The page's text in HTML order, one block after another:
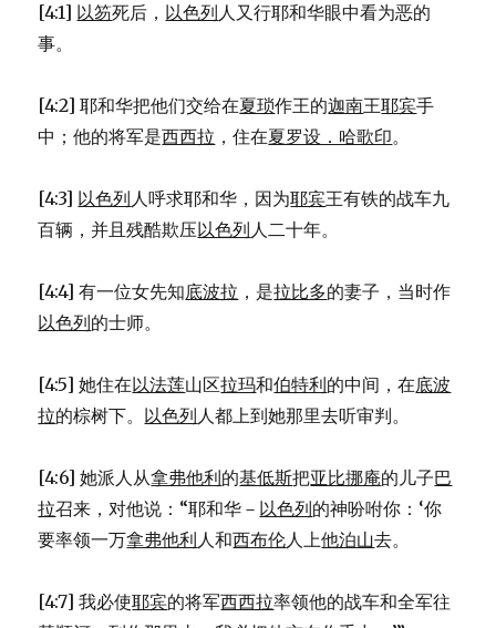
的
19:32-
39)
[4:1] 以笏死后， 以色列人又行耶和华眼中看为恶的
事。
[4:2] 耶和华把他们交给在夏琐作王的迦南王耶宾手
中；他的将军是西西拉 ，住在夏罗设．哈歌印。
[4:3] 以色列人呼求耶和华，因为耶宾王有铁的战车九
百辆，并且残酷欺压以色列人二十年。
[4:4] 有一位女先知底波拉 ，是拉比多的妻子，当时作
以色列的士师。
[4:5] 她住在以法莲山区拉玛和伯特利的中间，在底波
拉的棕树下。 以色列人都上到她那里去听审判。
[4:6] 她派人从拿弗他利的基低斯把亚比挪庵的儿子巴
拉召来，对他说：“耶和华－ 以色列的神吩咐你：‘你
要率领一万拿弗他利人和西布伦人上他泊山去。
[4:7] 我必使耶宾的将军西西拉率领他的战车和全军往